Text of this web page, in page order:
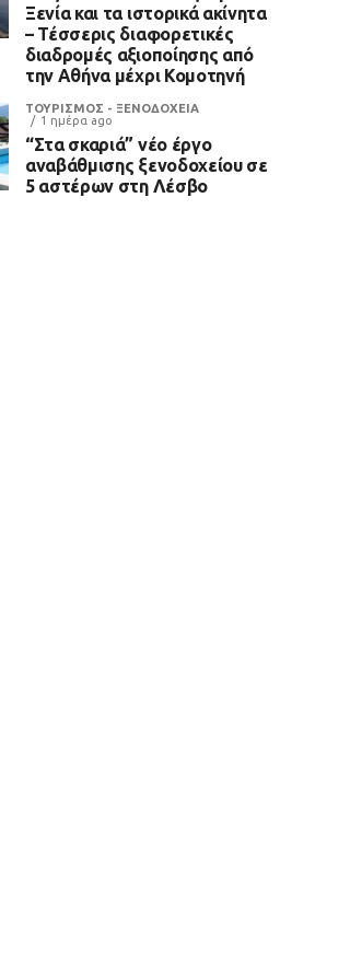
Ξενία και τα ιστορικά ακίνητα
– Τέσσερις διαφορετικές
διαδρομές αξιοποίησης από
την Αθήνα μέχρι Κομοτηνή
ΤΟΥΡΙΣΜΟΣ - ΞΕΝΟΔΟΧΕΙΑ
1 ημέρα ago
“Στα σκαριά” νέο έργο
αναβάθμισης ξενοδοχείου σε
5 αστέρων στη Λέσβο